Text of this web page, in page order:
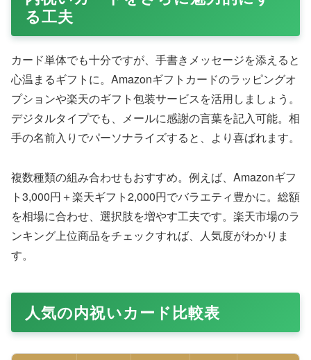
る工夫
カード単体でも十分ですが、手書きメッセージを添えると
心温まるギフトに。Amazonギフトカードのラッピングオ
プションや楽天のギフト包装サービスを活用しましょう。
デジタルタイプでも、メールに感謝の言葉を記入可能。相
手の名前入りでパーソナライズすると、より喜ばれます。
複数種類の組み合わせもおすすめ。例えば、Amazonギフ
ト3,000円＋楽天ギフト2,000円でバラエティ豊かに。総額
を相場に合わせ、選択肢を増やす工夫です。楽天市場のラ
ンキング上位商品をチェックすれば、人気度がわかりま
す。
人気の内祝いカード比較表